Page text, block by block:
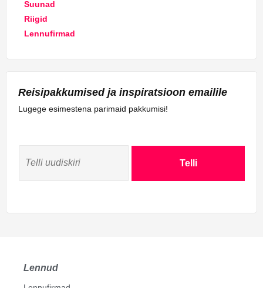
Suunad
Riigid
Lennufirmad
Reisipakkumised ja inspiratsioon emailile
Lugege esimestena parimaid pakkumisi!
Telli
Lennud